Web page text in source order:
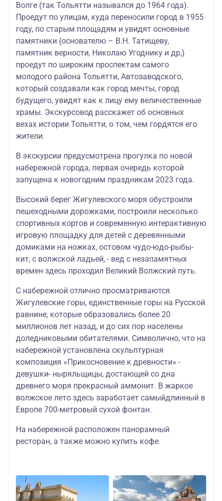
Волге (так Тольятти назывался до 1964 года).
Проедут по улицам, куда переносили город в 1955
году, по старым площадям и увидят основные
памятники (основателю – В.Н. Татищеву,
памятник верности, Николаю Угоднику и др,)
проедут по широким проспектам самого
молодого района Тольятти, Автозаводского,
который создавали как город мечты, город
будущего, увидят как к лицу ему величественные
храмы. Экскурсовод расскажет об основных
вехах истории Тольятти, о том, чем гордятся его
жители.
В экскурсии предусмотрена прогулка по новой
набережной города, первая очередь которой
запущена к новогодним праздникам 2023 года.
Высокий берег Жигулевского моря обустроили
пешеходными дорожками, построили несколько
спортивных кортов и современную интерактивную
игровую площадку для детей с деревянными
домиками на ножках, остовом чудо-юдо-рыбы-
кит, с волжской ладьей, - вед с незапамятных
времен здесь проходил Великий Волжский путь.
С набережной отлично просматриваются
Жигулевские горы, единственные горы на Русской
равнине, которые образовались более 20
миллионов лет назад, и до сих пор населены
доледниковыми обитателями. Символично, что на
набережной установлена скульптурная
композиция «Прикосновение к древности» -
девушки- ныряльщицы, достающей со дна
древнего моря прекрасный аммонит. В жаркое
волжское лето здесь заработает самыйдлинный в
Европе 700-метровый сухой фонтан.
На набережной расположен панорамный
ресторан, а также можно купить кофе.